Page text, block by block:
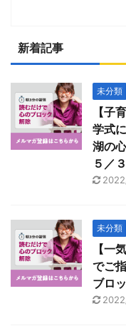
新着記事
未分類
【子
学式
湖の
５／
未分類
【一
でご
ブロ